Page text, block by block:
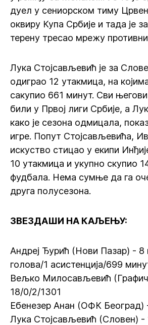
дуел у сениорском тиму
оквиру Купа Србије и тада је
терену тресао мрежу
Лука Стојсављевић је за
одиграо 12 утакмица, на
сакупио 661 минут. Сви
били у Првој лиги Србије, а
како је сезона одмицала,
игре. Попут Стојсављевића,
искуство стицао у екипи
10 утакмица и укупно скупио
фудбала. Нема сумње да га
друга полусезона.
ЗВЕЗДАШИ НА КАЉЕЊУ:
Андреј Ђурић (Нови Пазар) - 8
голова/1 асистенција/699
Вељко Милосављевић
18/0/2/1301
Ебенезер Анан (ОФК Београд)
Лука Стојсављевић (Словен) -